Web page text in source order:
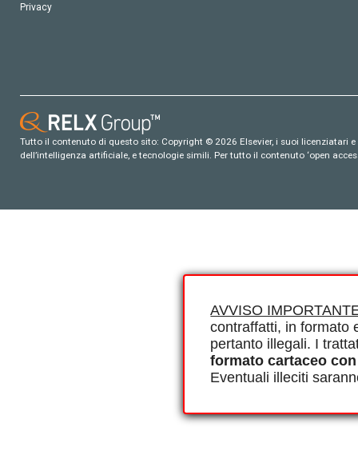
AVVISO
contraffatti, in formato
pertanto illegali. I
formato cartaceo
Eventuali illeciti
Privacy
Tutto il contenuto di questo sito: Copyright © 2026 Elsevier, i suoi
dell’intelligenza artificiale, e tecnologie simili. Per tutto il contenuto ‘open